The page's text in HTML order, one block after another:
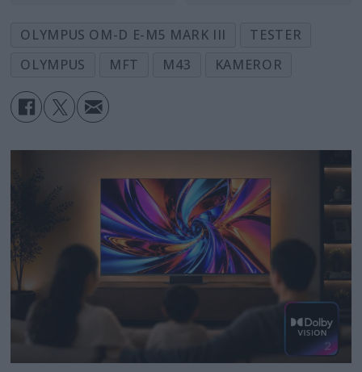
OLYMPUS OM-D E-M5 MARK III
TESTER
OLYMPUS
MFT M43 KAMEROR